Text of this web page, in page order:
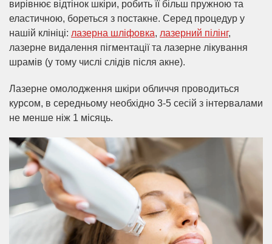
вирівнює відтінок шкіри, робить її більш пружною та
еластичною, бореться з постакне. Серед процедур у
нашій клініці: лазерна шліфовка, лазерний пілінг,
лазерне видалення пігментації та лазерне лікування
шрамів (у тому числі слідів після акне).
Лазерне омолодження шкіри обличчя проводиться
курсом, в середньому необхідно 3-5 сесій з інтервалами
не менше ніж 1 місяць.